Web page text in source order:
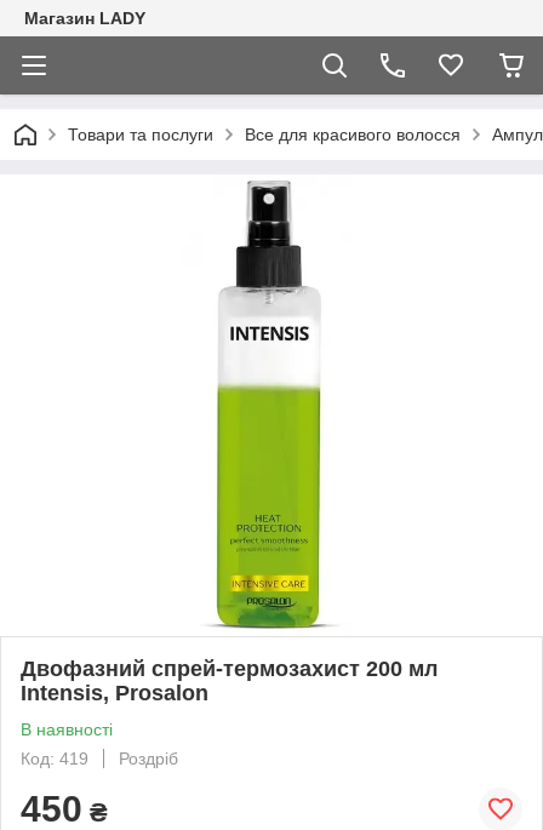
Магазин LADY
Товари та послуги Все для красивого волосся
Двофазний спрей-термозахист 200 мл
Intensis, Prosalon
В наявності
Код: 419
Роздріб
450 ₴